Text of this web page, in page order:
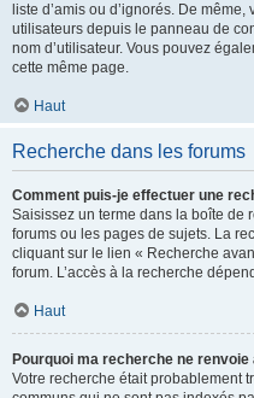
liste d’amis ou d’ignorés. De
utilisateurs depuis le panneau de
nom d’utilisateur. Vous pouvez
cette même page.
Haut
Recherche dans les forums
Comment puis-je effectuer une
Saisissez un terme dans la boîte de
forums ou les pages de sujets. La
cliquant sur le lien « Recherche
forum. L’accès à la recherche
Haut
Pourquoi ma recherche ne
Votre recherche était probablement